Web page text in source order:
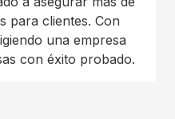
and it finally
para clientes. Con
una empresa
con éxito probado.